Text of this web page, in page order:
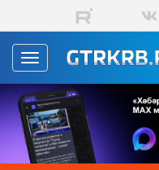
Skip to main content
Toggle
navigation